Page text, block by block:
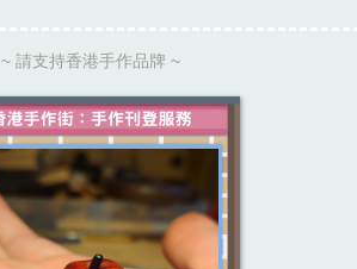
~ 請支持香港手作品牌 ~